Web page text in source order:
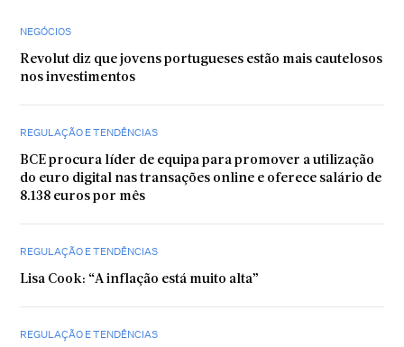
NEGÓCIOS
Revolut diz que jovens portugueses estão mais cautelosos
nos investimentos
REGULAÇÃO E TENDÊNCIAS
BCE procura líder de equipa para promover a utilização
do euro digital nas transações online e oferece salário de
8.138 euros por mês
REGULAÇÃO E TENDÊNCIAS
Lisa Cook: “A inflação está muito alta”
REGULAÇÃO E TENDÊNCIAS